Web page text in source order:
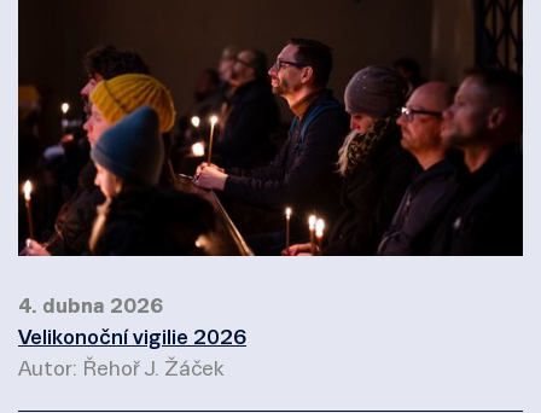
4. dubna 2026
Velikonoční vigilie 2026
Autor: Řehoř J. Žáček